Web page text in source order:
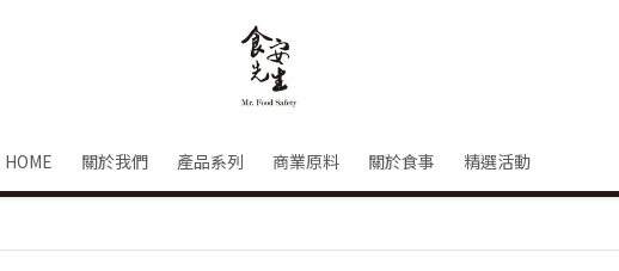
HOME 關於我們 產品系列 商業原料 關於食事 精選活動